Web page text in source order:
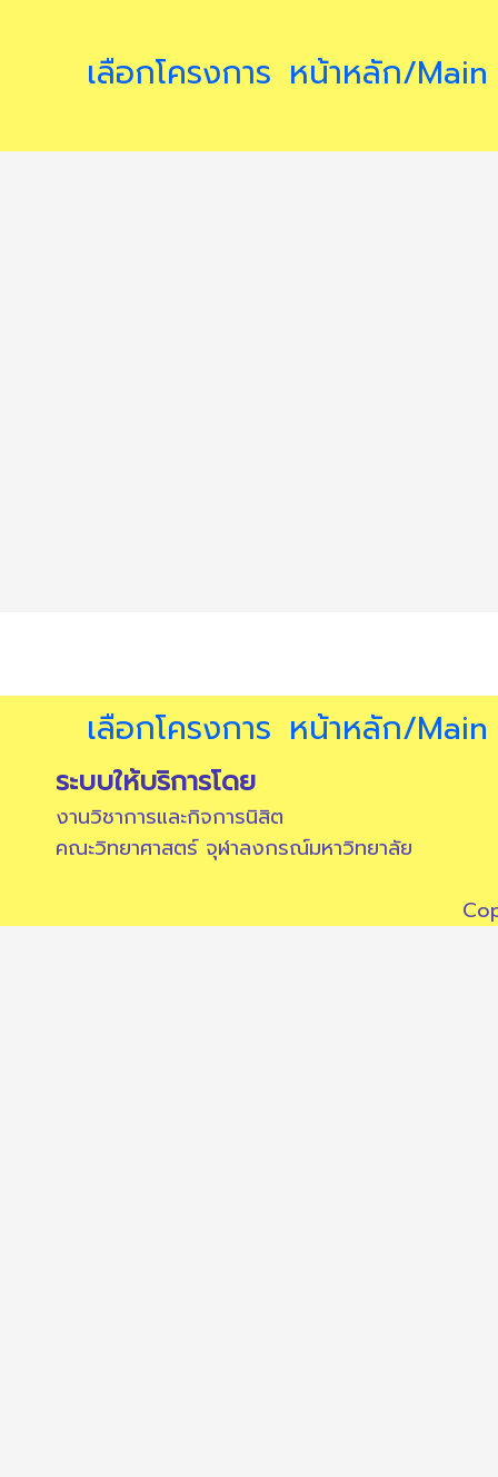
เลือกโครงการ หน้าหลัก/Main
เลือกโครงการ หน้าหลัก/Main
ระบบให้บริการโดย
งานวิชาการและกิจการนิสิต
คณะวิทยาศาสตร์ จุฬาลงกรณ์มหาวิทยาลัย